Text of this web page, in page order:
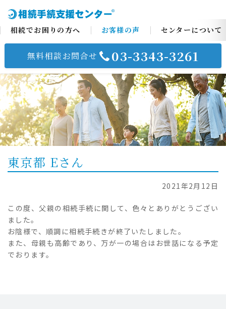
コ
ン
テ
ン
ツ
へ
ス
相続でお困りの方へ お客様の声 センターについて
無料相談お問合せ 03-3343-3261
東京都 Eさん
2021年2月12日
この度、父親の相続手続に関して、色々とありがとうござい
ました。
お陰様で、順調に相続手続きが終了いたしました。
また、母親も高齢であり、万が一の場合はお世話になる予定
でおります。